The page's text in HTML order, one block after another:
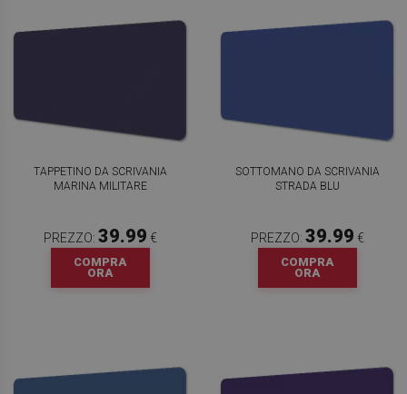
TAPPETINO DA SCRIVANIA
MARINA MILITARE
PREZZO: 39.99 €
COMPRA
ORA
SOTTOMANO DA SCRIVANIA
STRADA BLU
PREZZO: 39.99 €
COMPRA
ORA